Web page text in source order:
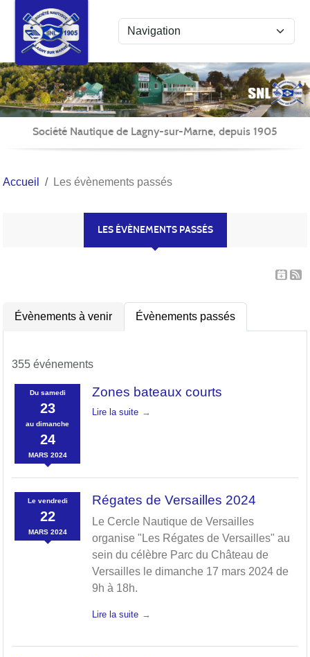
Société Nautique de Lagny-sur-Marne, depuis 1905
Accueil Les évènements passés
LES ÉVÈNEMENTS PASSÉS
Évènements à venir Évènements passés
355 événements
Du samedi
23
audimanche
24
MARS 2024
Zones bateaux courts
Lire la suite
Le vendredi
22
MARS 2024
Régates de Versailles 2024
Le Cercle Nautique de Versailles
organise "Les Régates de Versailles" au
sein du célèbre Parc du Château de
Versailles le dimanche 17 mars 2024 de
9h à 18h.
Lire la suite
Panneau de gestion des cookies